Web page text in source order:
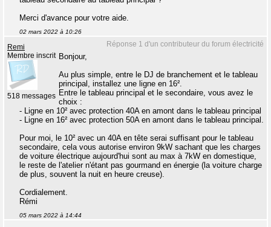
Merci d'avance pour votre aide.
02 mars 2022 à 10:26
Réponse 1 d'un contributeur du forum électricité
Remi
Membre inscrit
518 messages
Bonjour,
Au plus simple, entre le DJ de branchement et le tableau
principal, installez une ligne en 16².
Entre le tableau principal et le secondaire, vous avez le
choix :
- Ligne en 10² avec protection 40A en amont dans le tableau principal
- Ligne en 16² avec protection 50A en amont dans le tableau principal.
Pour moi, le 10² avec un 40A en tête serai suffisant pour le tableau
secondaire, cela vous autorise environ 9kW sachant que les charges
de voiture électrique aujourd'hui sont au max à 7kW en domestique,
le reste de l'atelier n'étant pas gourmand en énergie (la voiture charge
de plus, souvent la nuit en heure creuse).
Cordialement.
Rémi
05 mars 2022 à 14:44